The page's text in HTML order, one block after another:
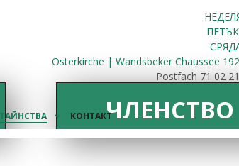
ПЕТЪК
Osterkirche | Wandsbeker Chaussee
Postfach 71 02
ТАЙНСТВА КОНТАКТЧЛЕНСТВО